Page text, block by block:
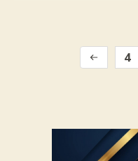
4